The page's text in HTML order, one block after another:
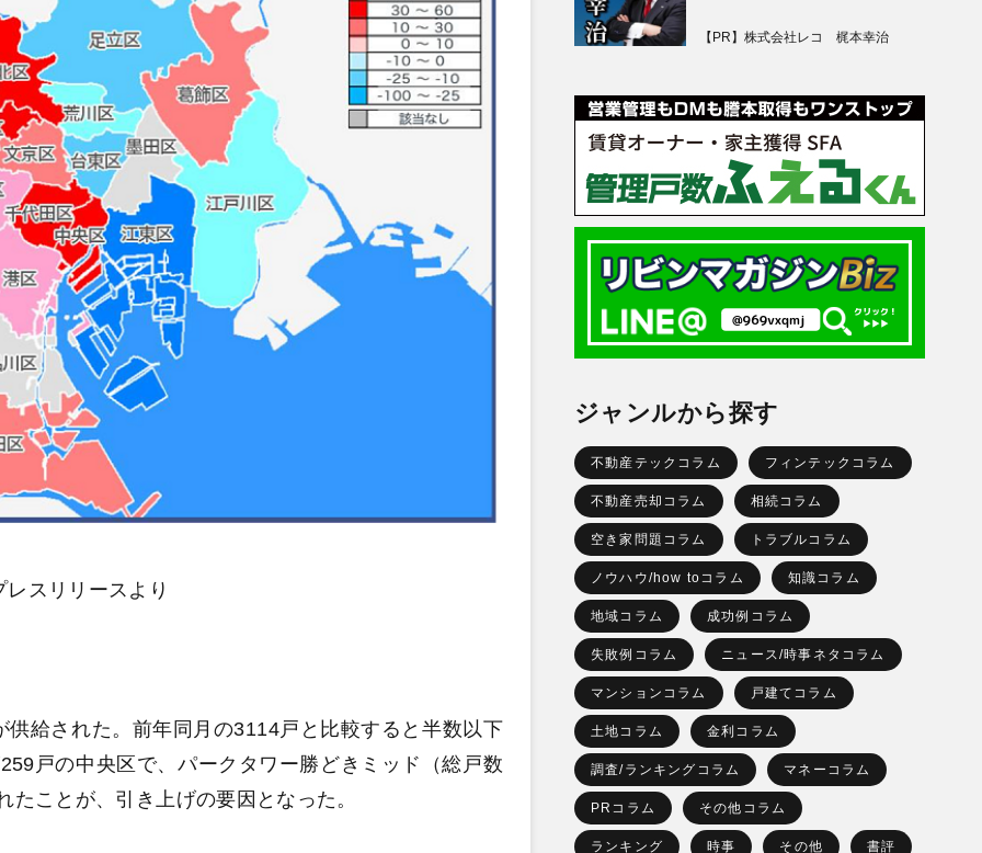
レスリリースより
給された。前年同月の3114戸と比較すると半数以下
戸の中央区で、パークタワー勝どきミッド（総戸数
ことが、引き上げの要因となった。
【PR】株式会社レコ 梶本幸治
ジャンルから探す
不動産テックコラム フィンテックコラム
不動産売却コラム 相続コラム
空き家問題コラム トラブルコラム
ノウハウ/how toコラム 知識コラム
地域コラム 成功例コラム
失敗例コラム ニュース/時事ネタコラム
マンションコラム 戸建てコラム
土地コラム 金利コラム
調査/ランキングコラム マネーコラム
PRコラム その他コラム
ランキング 時事 その他 書評